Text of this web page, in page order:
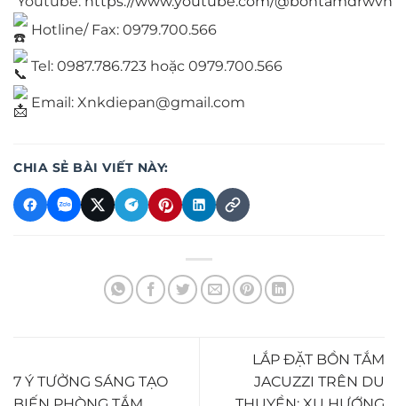
Hotline/ Fax: 0979.700.566
Tel: 0987.786.723 hoặc 0979.700.566
Email: Xnkdiepan@gmail.com
CHIA SẺ BÀI VIẾT NÀY:
7 Ý TƯỞNG SÁNG TẠO
LẮP ĐẶT BỒN TẮM
JACUZZI TRÊN DU